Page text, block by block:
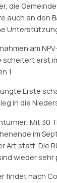
die
auch an den
am
scheitert erst
1
Erste
in die
Mit 30
im
Art statt. Die
wieder sehr
findet nach